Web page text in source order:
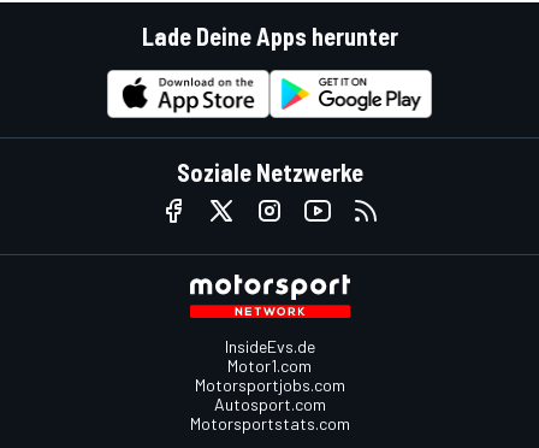
Lade Deine Apps herunter
Soziale Netzwerke
InsideEvs.de
Motor1.com
Motorsportjobs.com
Autosport.com
Motorsportstats.com